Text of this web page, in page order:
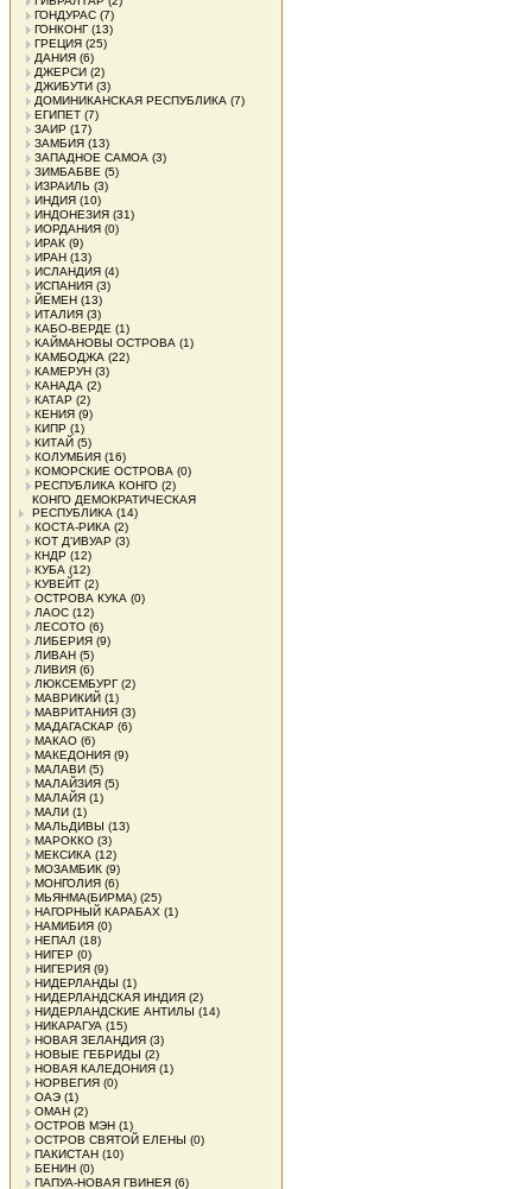
ГОНДУРАС (7)
ГОНКОНГ(13)
ГРЕЦИЯ (25)
ДАНИЯ (6)
ДЖЕРСИ (2)
ДЖИБУТИ (3)
ДОМИНИКАНСКАЯ РЕСПУБЛИКА (7)
ЕГИПЕТ (7)
ЗАИР (17)
ЗАМБИЯ (13)
ЗАПАДНОЕ САМОА (3)
ЗИМБАБВЕ (5)
ИЗРАИЛЬ (3)
ИНДИЯ (10)
ИНДОНЕЗИЯ (31)
ИОРДАНИЯ (0)
ИРАК (9)
ИРАН (13)
ИСЛАНДИЯ (4)
ИСПАНИЯ (3)
ЙЕМЕН (13)
ИТАЛИЯ (3)
КАБО-ВЕРДЕ (1)
КАЙМАНОВЫ ОСТРОВА (1)
КАМБОДЖА (22)
КАМЕРУН (3)
КАНАДА (2)
КАТАР (2)
КЕНИЯ (9)
КИПР (1)
КИТАЙ (5)
КОЛУМБИЯ (16)
КОМОРСКИЕ ОСТРОВА (0)
РЕСПУБЛИКА КОНГО (2)
КОНГО ДЕМОКРАТИЧЕСКАЯ
РЕСПУБЛИКА (14)
КОСТА-РИКА (2)
КОТ Д'ИВУАР (3)
КНДР (12)
КУБА (12)
КУВЕЙТ (2)
ОСТРОВА КУКА (0)
ЛАОС (12)
ЛЕСОТО (6)
ЛИБЕРИЯ (9)
ЛИВАН (5)
ЛИВИЯ (6)
ЛЮКСЕМБУРГ(2)
МАВРИКИЙ (1)
МАВРИТАНИЯ (3)
МАДАГАСКАР (6)
МАКАО (6)
МАКЕДОНИЯ (9)
МАЛАВИ (5)
МАЛАЙЗИЯ (5)
МАЛАЙЯ (1)
МАЛИ (1)
МАЛЬДИВЫ (13)
МАРОККО (3)
МЕКСИКА (12)
МОЗАМБИК (9)
МОНГОЛИЯ (6)
МЬЯНМА(БИРМА) (25)
НАГОРНЫЙ КАРАБАХ (1)
НАМИБИЯ (0)
НЕПАЛ (18)
НИГЕР (0)
НИГЕРИЯ (9)
НИДЕРЛАНДЫ (1)
НИДЕРЛАНДСКАЯ ИНДИЯ (2)
НИДЕРЛАНДСКИЕ АНТИЛЫ (14)
НИКАРАГУА (15)
НОВАЯ ЗЕЛАНДИЯ (3)
НОВЫЕ ГЕБРИДЫ (2)
НОВАЯ КАЛЕДОНИЯ (1)
НОРВЕГИЯ (0)
ОАЭ (1)
ОМАН (2)
ОСТРОВ МЭН (1)
ОСТРОВ СВЯТОЙ ЕЛЕНЫ (0)
ПАКИСТАН (10)
БЕНИН (0)
ПАПУА-НОВАЯ ГВИНЕЯ (6)